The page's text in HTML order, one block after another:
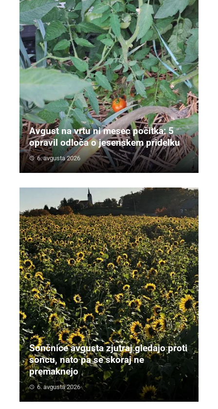
Avgust na vrtu ni mesec počitka: 5
opravil odloča o jesenskem pridelku
6. avgusta 2026
Sončnice avgusta zjutraj gledajo proti
soncu, nato pa se skoraj ne
premaknejo
6. avgusta 2026